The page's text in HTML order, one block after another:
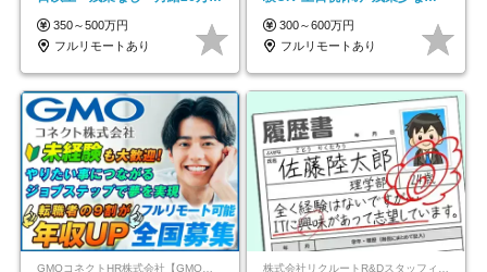
以上
350～500万円
フルリモートあり
在宅勤務手当あり
300～600万円
フルリモートあり
GMOコネクトHR株式会社【GMOインターネットグループ】